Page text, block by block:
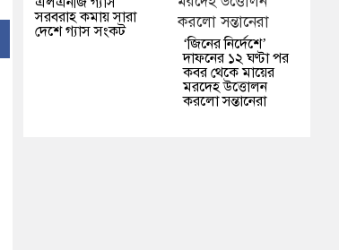
সরবরাহ কমায় সারা
দেশে গ্যাস সংকট
‘জিনের নির্দেশে’
দাফনের ১২ ঘণ্টা পর
কবর থেকে মায়ের
মরদেহ উত্তোলন
করলো সন্তানেরা